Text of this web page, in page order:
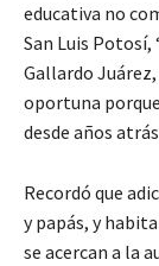
educativa no
San Luis
Gallardo
oportuna
desde años
Recordó que
y papás, y
se acercan a la